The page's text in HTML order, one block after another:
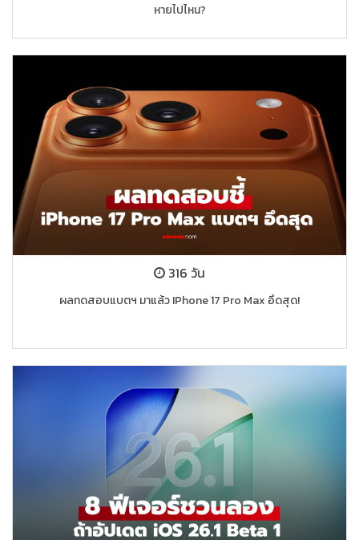
หายไปไหน?
316 วัน
ผลทดสอบแบตฯ มาแล้ว IPhone 17 Pro Max อึดสุด!